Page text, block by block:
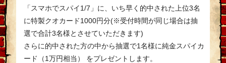
「スマホでスパイ1/7」に、いち早く的中された上位3名
に特製クオカード1000円分(※受付時間が同じ場合は抽
選で合計3名様とさせていただきます)
さらに的中された方の中から抽選で1名様に純金スパイカ
ード（1万円相当） をプレゼントします。